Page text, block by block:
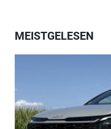
MEISTGELESEN